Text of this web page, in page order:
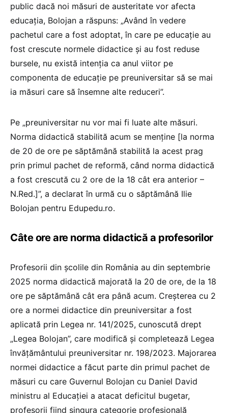
public dacă noi măsuri de austeritate vor afecta
educația, Bolojan a răspuns: „Având în vedere
pachetul care a fost adoptat, în care pe educație au
fost crescute normele didactice și au fost reduse
bursele, nu există intenția ca anul viitor pe
componenta de educație pe preuniversitar să se mai
ia măsuri care să însemne alte reduceri”.
Pe „preuniversitar nu vor mai fi luate alte măsuri.
Norma didactică stabilită acum se menține [la norma
de 20 de ore pe săptămână stabilită la acest prag
prin primul pachet de reformă, când norma didactică
a fost crescută cu 2 ore de la 18 cât era anterior –
N.Red.]”, a declarat în urmă cu o săptămână Ilie
Bolojan pentru Edupedu.ro.
Câte ore are norma didactică a profesorilor
Profesorii din școlile din România au din septembrie
2025 norma didactică majorată la 20 de ore, de la 18
ore pe săptămână cât era până acum. Creșterea cu 2
ore a normei didactice din preuniversitar a fost
aplicată prin Legea nr. 141/2025, cunoscută drept
„Legea Bolojan”, care modifică și completează Legea
învățământului preuniversitar nr. 198/2023. Majorarea
normei didactice a făcut parte din primul pachet de
măsuri cu care Guvernul Bolojan cu Daniel David
ministru al Educației a atacat deficitul bugetar,
profesorii fiind singura categorie profesională